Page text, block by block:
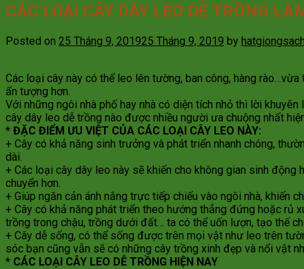
CÁC LOẠI CÂY DÂY LEO DỄ TRỒNG
Posted on 25 Tháng 9, 201925 Tháng 9, 2019 by
Các loại cây này có thể leo lên tường, ban công, hàng
ấn tượng hơn.
Với những ngôi nhà phố hay nhà có diện tích nhỏ thì lời
cây dây leo dễ trồng nào được nhiều người ưa chuộng nhất
* ĐẶC ĐIỂM ƯU VIỆT CỦA CÁC LOẠI CÂY LEO NÀY:
+ Cây có khả năng sinh trưởng và phát triển nhanh chóng,
dài.
+ Các loại cây dây leo này sẽ khiến cho không gian sinh
chuyển hơn.
+ Giúp ngăn cản ánh nắng trực tiếp chiếu vào ngôi nhà, khiến
+ Cây có khả năng phát triển theo hướng thẳng đứng hoặc rủ
trồng trong chậu, trồng dưới đất… ta có thể uốn lượn, tạo thế
+ Cây dễ sống, có thể sống được trên mọi vật như leo trên
sóc bạn cũng vẫn sẽ có những cây trồng xinh đẹp và nổi vật
* CÁC LOẠI CÂY LEO DỄ TRỒNG HIỆN NAY